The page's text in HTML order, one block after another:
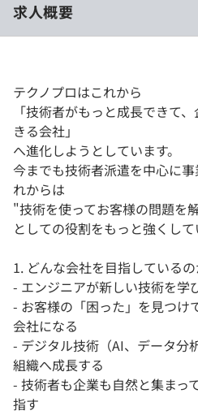
求人概要
テクノプロはこれから
「技術者がもっと成長できて
きる会社」
へ進化しようとしています。
今までも技術者派遣を中心に
れからは
"技術を使ってお客様の問題を
としての役割をもっと強くして
1. どんな会社を目指している
- エンジニアが新しい技術を学
- お客様の「困った」を見つけ
会社になる
- デジタル技術（AI、データ分
組織へ成長する
- 技術者も企業も自然と集まっ
指す